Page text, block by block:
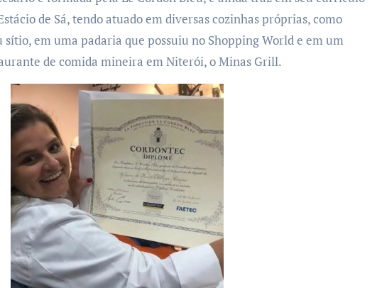
de Sá, tendo atuado em diversas cozinhas próprias, como
em uma padaria que possuiu no Shopping World e em um
de comida mineira em Niterói, o Minas Grill.